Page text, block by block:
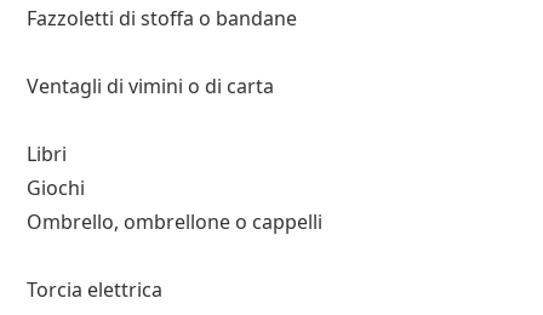
Fazzoletti di stoffa o bandane
Ventagli di vimini o di carta
Libri
Giochi
Ombrello, ombrellone o cappelli
Torcia elettrica